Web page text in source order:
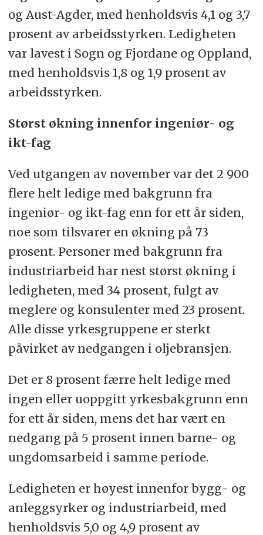
og Aust-Agder, med henholdsvis 4,1 og 3,7
prosent av arbeidsstyrken. Ledigheten
var lavest i Sogn og Fjordane og Oppland,
med henholdsvis 1,8 og 1,9 prosent av
arbeidsstyrken.
Størst økning innenfor ingeniør- og
ikt-fag
Ved utgangen av november var det 2 900
flere helt ledige med bakgrunn fra
ingeniør- og ikt-fag enn for ett år siden,
noe som tilsvarer en økning på 73
prosent. Personer med bakgrunn fra
industriarbeid har nest størst økning i
ledigheten, med 34 prosent, fulgt av
meglere og konsulenter med 23 prosent.
Alle disse yrkesgruppene er sterkt
påvirket av nedgangen i oljebransjen.
Det er 8 prosent færre helt ledige med
ingen eller uoppgitt yrkesbakgrunn enn
for ett år siden, mens det har vært en
nedgang på 5 prosent innen barne- og
ungdomsarbeid i samme periode.
Ledigheten er høyest innenfor bygg- og
anleggsyrker og industriarbeid, med
henholdsvis 5,0 og 4,9 prosent av